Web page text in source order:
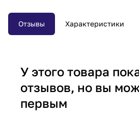
Отзывы Характеристики
У этого товара
отзывов, но вы
первым